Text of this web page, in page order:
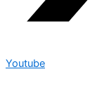
Youtube